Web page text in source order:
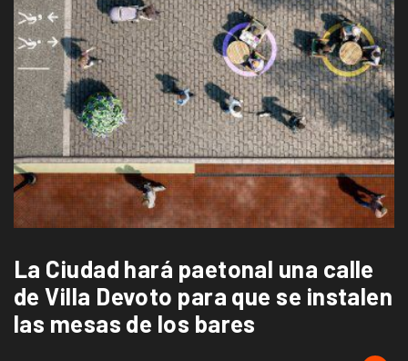
La Ciudad hará paetonal una calle
de Villa Devoto para que se instalen
las mesas de los bares